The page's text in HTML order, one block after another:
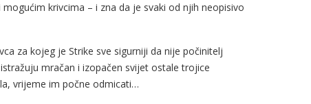
krivcima – i zna da je svaki od njih neopisivo
za kojeg je Strike sve sigurniji da nije počinitelj
mračan i izopačen svijet ostale trojice
vrijeme im počne odmicati…